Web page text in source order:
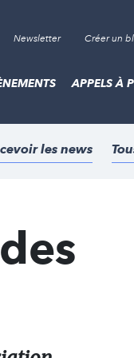
Newsletter Créer un
APPELS À
les news